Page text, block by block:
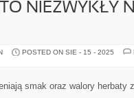
NIEZWYKŁY
POSTED ON SIE - 15 - 2025
smak oraz walory herbaty